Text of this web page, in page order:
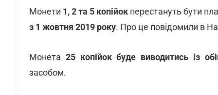
Монети 1, 2 та 5 копійок перестануть бути
з 1 жовтня 2019 року. Про це повідомили в
Монета 25 копійок буде виводитись із
засобом.